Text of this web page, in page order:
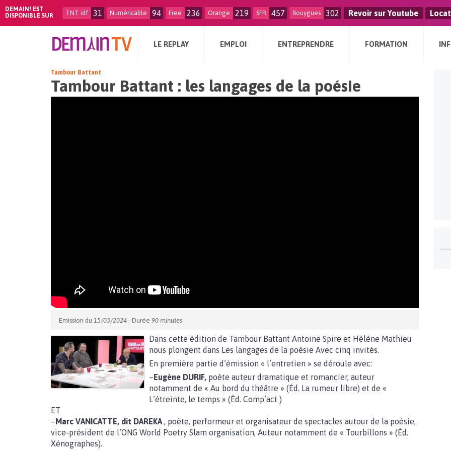
DEMAIN! EST
DISPONIBLE SUR
TNT idf 31 Numéricable 94 Free 236 Orange 219 SFR 457 Bouygues 302 Revoir sur Youtube
LE REPLAY EMPLOI ENTREPRENDRE FORMATION
Tambour Battant
Tambour Battant : les langages de la poésie
Emission du 15/03/2024 - Durée 90 minutes
Dans cette édition de Tambour Battant Antoine Spire et Hélène Mathieu
nous plongent dans Les langages de la poésie Avec cinq invités.
En première partie d’émission « l’entretien » se déroule avec:
–Eugène DURIF, poète auteur dramatique et romancier, auteur
notamment de « Au bord du théâtre » (Éd. La rumeur libre) et de «
L’étreinte, le temps » (Éd. Comp’act )
ET
–Marc VANICATTE, dit DAREKA , poète, performeur et organisateur de spectacles autour de la poésie,
vice-président de l’ONG World Poetry Slam organisation, Auteur notamment de « Tourbillons » (Éd.
Xénographes).